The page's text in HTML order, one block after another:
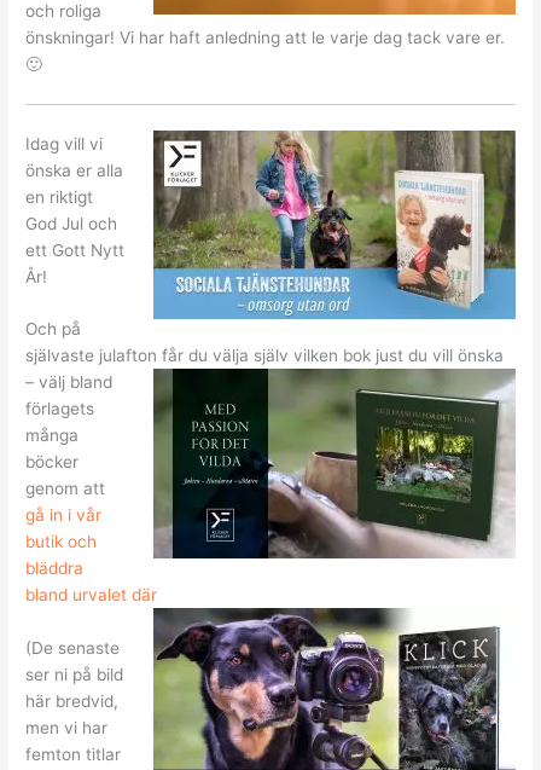
och roliga
önskningar! Vi har haft anledning att le varje dag tack vare er.
🙂
Idag vill vi
önska er alla
en riktigt
God Jul och
ett Gott Nytt
År!
Och på
självaste julafton får du välja själv vilken bok justdu vill önska
– välj bland
förlagets
många
böcker
genom att
gå in i vår
butik och
bläddra
bland urvalet där
(De senaste
ser ni på bild
här bredvid,
men vi har
femton titlar